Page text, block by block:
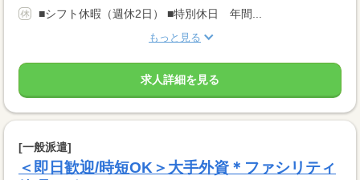
■シフト休暇（週休2日） ■特別休日 年間...
もっと見る
求人詳細を見る
[一般派遣]
＜即日歓迎/時短OK＞大手外資＊ファシリティ